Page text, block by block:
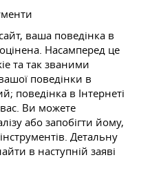
ваша поведінка в
Насамперед це
та так званими
поведінки в
поведінка в Інтернеті
Ви можете
або запобігти йому,
Детальну
в наступній заяві